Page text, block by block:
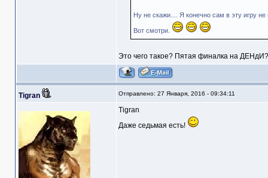
Ну не скажи.... Я конечно сам в эту игру не
Вот смотри.
Это чего такое? Пятая финалка на
Tigran Отправлено: 27 Января, 2016 - 09:34:11
Tigran
Даже седьмая есть!